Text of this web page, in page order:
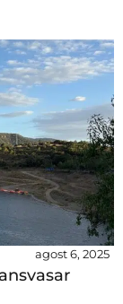
agost 6, 2025